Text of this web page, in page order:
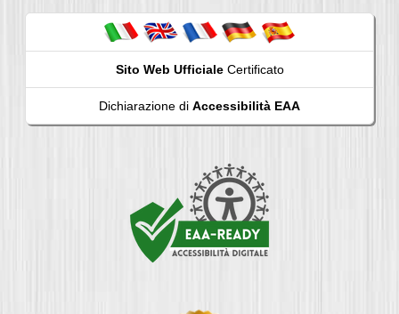
Sito Web UfficialeCertificato
Dichiarazione di Accessibilità EAA